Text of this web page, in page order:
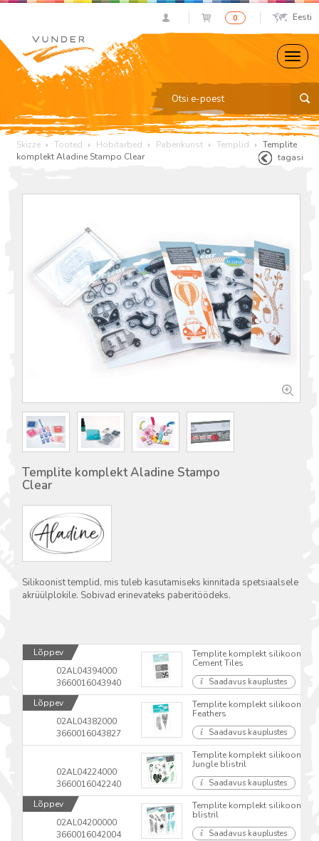
0 Eesti
Skizze Tooted Hobitarbed Paberikunst Templid
Templite
komplekt Aladine Stampo Clear
tagasi
Templite komplekt Aladine Stampo
Clear
Silikoonist templid, mis tuleb kasutamiseks kinnitada spetsiaalsele
akrüülplokile. Sobivad erinevateks paberitöödeks.
Lõppev
02AL04394000
3660016043940
Templite komplekt silikoonist
Cement Tiles
Saadavus kauplustes
Lõppev
02AL04382000
3660016043827
Templite komplekt silikoonist
Feathers
Saadavus kauplustes
02AL04224000
3660016042240
Templite komplekt silikoonist
Jungle blistril
Saadavus kauplustes
Lõppev
02AL04200000
3660016042004
Templite komplekt silikoonist
blistril
Saadavus kauplustes